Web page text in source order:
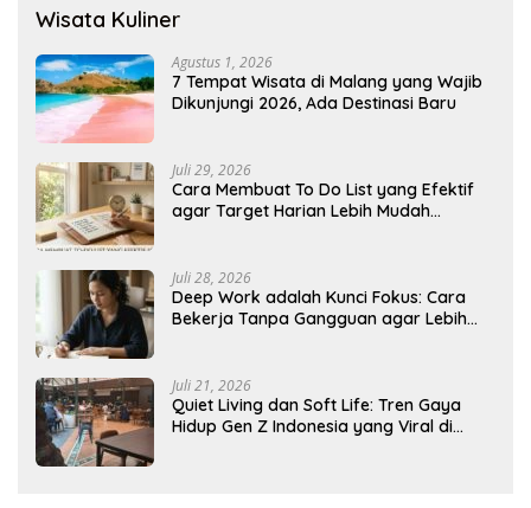
Wisata Kuliner
Agustus 1, 2026
7 Tempat Wisata di Malang yang Wajib
Dikunjungi 2026, Ada Destinasi Baru
Juli 29, 2026
Cara Membuat To Do List yang Efektif
agar Target Harian Lebih Mudah
Juli 28, 2026
Deep Work adalah Kunci Fokus: Cara
Bekerja Tanpa Gangguan agar Lebih
Juli 21, 2026
Quiet Living dan Soft Life: Tren Gaya
Hidup Gen Z Indonesia yang Viral di